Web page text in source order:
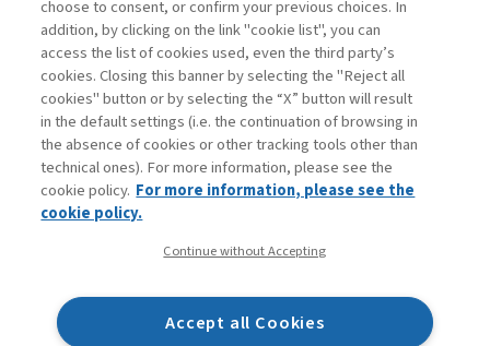
Contatti
Abbonamenti
Archivio rubriche
Privacy
Dichiarazione di accessibilità
Mappa del sito
choose to consent, or confirm your previous choices. In
addition, by clicking on the link "cookie list", you can
access the list of cookies used, even the third party’s
cookies. Closing this banner by selecting the "Reject all
cookies" button or by selecting the “X” button will result
in the default settings (i.e. the continuation of browsing in
the absence of cookies or other tracking tools other than
technical ones). For more information, please see the
cookie policy. For more information, please see the
cookie policy.
Continue without Accepting
Accept all Cookies